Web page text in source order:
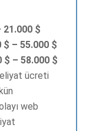
21.000 $
$ – 55.000 $
$ – 58.000 $
ücreti
web